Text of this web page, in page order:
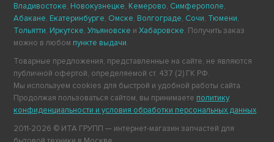
Владивостоке, Новокузнецке, Кемерово, Симферополе,
Абакане, Екатеринбурге, Омске, Волгограде, Сочи, Тюмени,
Тольятти, Иркутске,Ульяновске иХабаровске. Получить заказ
можно в любом пункте выдачи.
Товарные предложения, представленные на сайте, не являются
публичной офертой, определяемой ст. 437 (2) ГК РФ.
Мы используем cookies для быстрой и удобной работы сайта.
Продолжая пользоваться сайтом, вы принимаете политику
конфиденциальности и условия обработки персональных данных.
2011-2026 © ИТА ГРУПП — интернет-магазин запчастей для